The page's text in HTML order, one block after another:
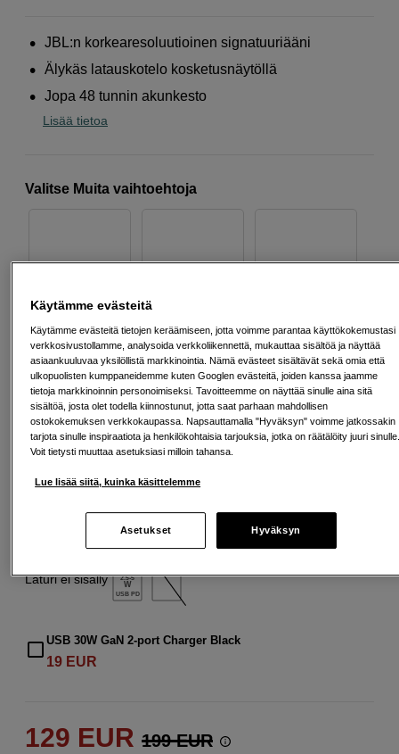
JBL:n korkearesoluutioinen signatuuriääni
Älykäs latauskotelo kosketusnäytöllä
Jopa 48 tunnin akunkesto
Lisää tietoa
Valitse Muita vaihtoehtoja
Ruskea Sininen Vihreä
Violetti
Laturi ei sisälly 2.5-5
W
USB PD
USB 30W GaN 2-port Charger Black
19 EUR
129 EUR 199 EUR
Käytämme evästeitä
Käytämme evästeitä tietojen keräämiseen, jotta voimme parantaa käyttökokemustasi
verkkosivustollamme, analysoida verkkoliikennettä, mukauttaa sisältöä ja näyttää
asiaankuuluvaa yksilöllistä markkinointia. Nämä evästeet sisältävät sekä omia että
ulkopuolisten kumppaneidemme kuten Googlen evästeitä, joiden kanssa jaamme
tietoja markkinoinnin personoimiseksi. Tavoitteemme on näyttää sinulle aina sitä
sisältöä, josta olet todella kiinnostunut, jotta saat parhaan mahdollisen
ostokokemuksen verkkokaupassa. Napsauttamalla "Hyväksyn" voimme jatkossakin
tarjota sinulle inspiraatiota ja henkilökohtaisia tarjouksia, jotka on räätälöity juuri
Voit tietysti muuttaa asetuksiasi milloin tahansa.
Lue lisää siitä, kuinka käsittelemme
Asetukset Hyväksyn